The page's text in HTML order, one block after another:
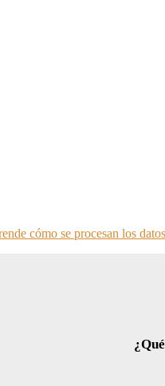
cómo se procesan los